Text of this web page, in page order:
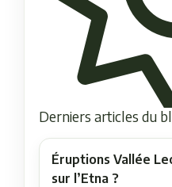
Derniers articles du
Éruptions Vallée
sur l’Etna ?